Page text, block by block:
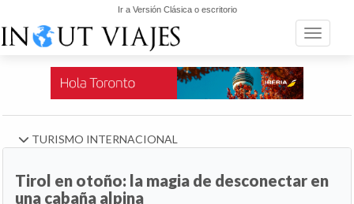
Ir a Versión Clásica o escritorio
Toggle
TURISMO INTERNACIONAL
Tirol en otoño: la magia de desconectar en
una cabaña alpina